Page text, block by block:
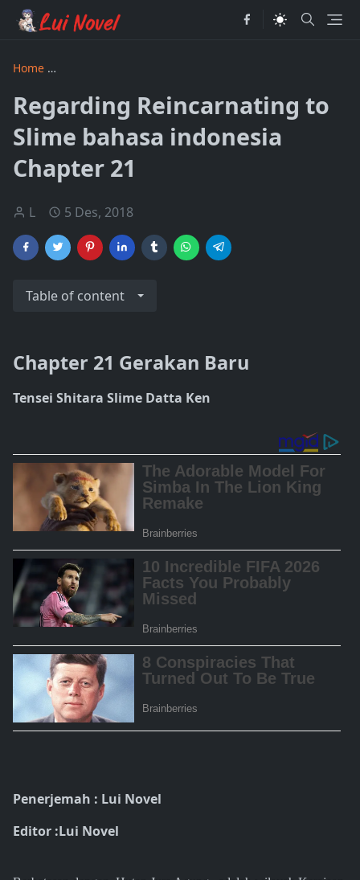
Home
Regarding Reincarnating to
Slime bahasa indonesia
Chapter 21
L 5 Des, 2018
Table of content
Chapter 21 Gerakan Baru
Tensei Shitara Slime Datta Ken
Penerjemah : Lui Novel
Editor :Lui Novel